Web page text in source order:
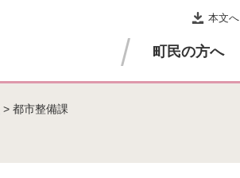
本文へ
町民の方へ
> 都市整備課